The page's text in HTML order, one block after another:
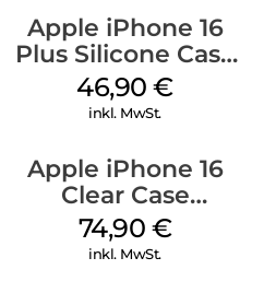
Apple iPhone 16
Plus Silicone Case
MagSafe Stone
Gray
46,90€
inkl. MwSt.
Apple iPhone 16
Clear Case
MagSafe
Transparent
74,90 €
inkl. MwSt.